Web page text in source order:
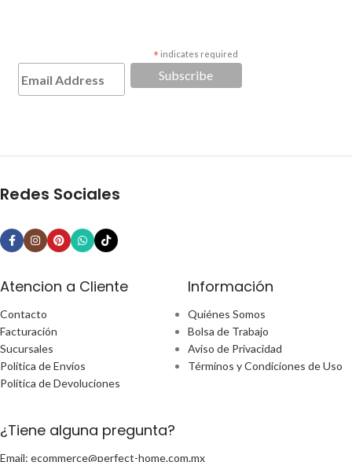
* indicates required
Redes Sociales
Atencion a Cliente
Contacto
Facturación
Sucursales
Política de Envíos
Política de Devoluciones
Información
Quiénes Somos
Bolsa de Trabajo
Aviso de Privacidad
Términos y Condiciones de Uso
¿Tiene alguna pregunta?
Email: ecommerce@perfect-home.com.mx